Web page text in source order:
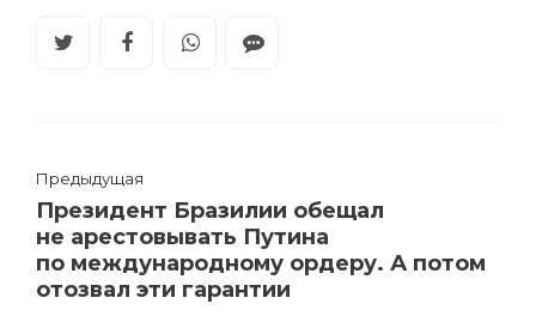
Предыдущая
Президент Бразилии обещал
не арестовывать Путина
по международному ордеру. А потом
отозвал эти гарантии